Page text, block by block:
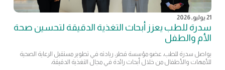
21 يوليو, 2026
سدرة للطب يعزز أبحاث التغذية الدقيقة لتحسين صحة
الأم والطفل
يواصل سدرة للطب، عضو مؤسسة قطر، ريادته في تطوير مستقبل الرعاية الصحية
للأمهات والأطفال من خلال أبحاث رائدة في مجال التغذية الدقيقة،